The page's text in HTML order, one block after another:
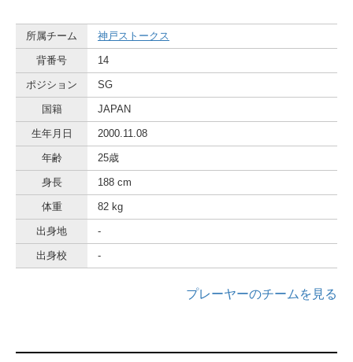
所属チーム 神戸ストークス
背番号 14
ポジション SG
国籍 JAPAN
生年月日 2000.11.08
年齢 25歳
身長 188 cm
体重 82 kg
出身地 -
出身校 -
プレーヤーのチームを見る